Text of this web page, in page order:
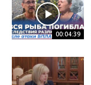
00:04:39